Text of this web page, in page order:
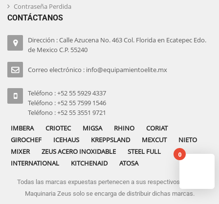
Contraseña Perdida
CONTÁCTANOS
Dirección : Calle Azucena No. 463 Col. Florida en Ecatepec Edo.
de Mexico C.P. 55240
Correo electrónico : info@equipamientoelite.mx
Teléfono : +52 55 5929 4337
Teléfono : +52 55 7599 1546
Teléfono : +52 55 3551 9721
IMBERA
CRIOTEC MIGSA RHINO
CORIAT
GIROCHEF
ICEHAUS KREPPSLAND MEXCUT
NIETO
MIXER
ZEUS ACERO INOXIDABLE
STEEL FULL
INTERNATIONAL
KITCHENAID ATOSA
Todas las marcas expuestas pertenecen a sus respectivos dueños
Maquinaria Zeus solo se encarga de distribuir dichas marcas.
0